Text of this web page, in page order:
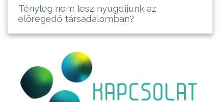
Tényleg nem lesz nyugdíjunk az
elöregedő társadalomban?